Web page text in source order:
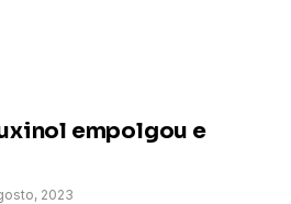
empolgou e
2023